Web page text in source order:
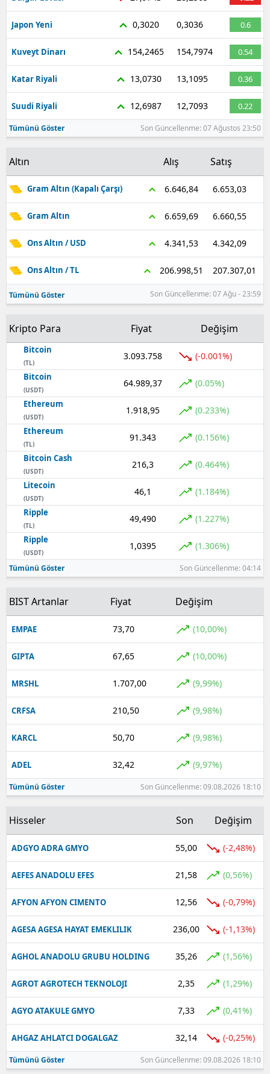
Japon Yeni 0,3020 0,3036 0.6
Kuveyt Dinarı 154,2465 154,7974 0.54
Katar Riyali 13,0730 13,1095 0.36
Suudi Riyali 12,6987 12,7093 0.22
Tümünü Göster Son Güncellenme: 07 Ağustos 23:50
Altın Alış Satış
Gram Altın (Kapalı Çarşı) 6.646,84 6.653,03
Gram Altın 6.659,69 6.660,55
Ons Altın / USD 4.341,53 4.342,09
Ons Altın / TL 206.998,51 207.307,01
Tümünü Göster Son Güncellenme: 07 Ağu - 23:59
Kripto Para Fiyat Değişim
Bitcoin
(TL)
3.093.758 (-0.001%)
Bitcoin
(USDT)
64.989,37 (0.05%)
Ethereum
(USDT)
1.918,95 (0.233%)
Ethereum
(TL)
91.343 (0.156%)
Bitcoin Cash
(USDT)
216,3 (0.464%)
Litecoin
(USDT)
46,1 (1.184%)
Ripple
(TL)
49,490 (1.227%)
Ripple
(USDT)
1,0395 (1.306%)
Tümünü Göster Son Güncellenme: 04:14
BIST Artanlar Fiyat Değişim
EMPAE 73,70 (10,00%)
GIPTA 67,65 (10,00%)
MRSHL 1.707,00 (9,99%)
CRFSA 210,50 (9,98%)
KARCL 50,70 (9,98%)
ADEL 32,42 (9,97%)
Tümünü Göster Son Güncellenme: 09.08.2026 18:10
Hisseler Son Değişim
ADGYO ADRA GMYO 55,00 (-2,48%)
AEFES ANADOLU EFES 21,58 (0,56%)
AFYON AFYON CIMENTO 12,56 (-0,79%)
AGESA AGESA HAYAT EMEKLILIK 236,00 (-1,13%)
AGHOL ANADOLU GRUBU HOLDING 35,26 (1,56%)
AGROT AGROTECH TEKNOLOJI 2,35 (1,29%)
AGYO ATAKULE GMYO 7,33 (0,41%)
AHGAZ AHLATCI DOGALGAZ 32,14 (-0,25%)
Tümünü Göster Son Güncellenme: 09.08.2026 18:10